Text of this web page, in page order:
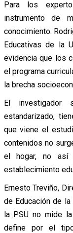
Para los
instrumento de
conocimiento.
Educativas de la
evidencia que los
el programa
la brecha
El investigador
estandarizado,
que viene el
contenidos no
el hogar, no así
establecimiento
Ernesto Treviño,
de Educación de
la PSU no mide
define por el